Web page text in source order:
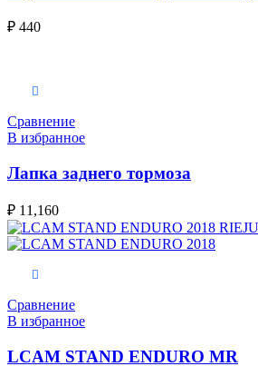
₽ 440
Сравнение
В избранное
Лапка заднего тормоза
₽ 11,160
Сравнение
В избранное
LCAM STAND ENDURO MR